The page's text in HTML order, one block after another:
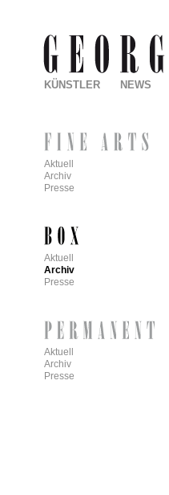
KÜNSTLER NEWS
Aktuell
Archiv
Presse
Aktuell
Archiv
Presse
Aktuell
Archiv
Presse